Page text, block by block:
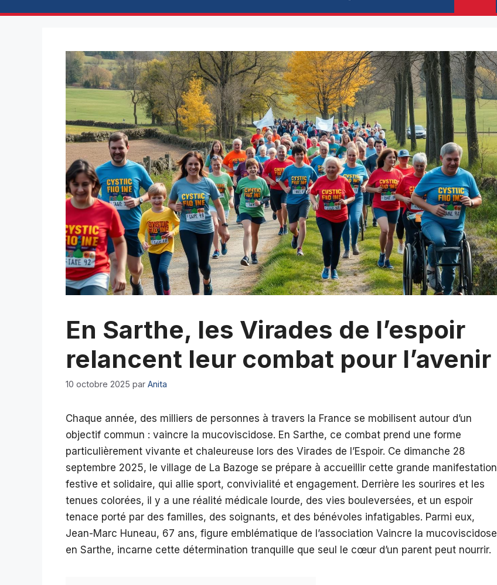
En Sarthe, les Virades de l’espoir
relancent leur combat pour l’avenir
10 octobre 2025 par Anita
Chaque année, des milliers de personnes à travers la France se mobilisent autour d’un
objectif commun : vaincre la mucoviscidose. En Sarthe, ce combat prend une forme
particulièrement vivante et chaleureuse lors des Virades de l’Espoir. Ce dimanche 28
septembre 2025, le village de La Bazoge se prépare à accueillir cette grande manifestation
festive et solidaire, qui allie sport, convivialité et engagement. Derrière les sourires et les
tenues colorées, il y a une réalité médicale lourde, des vies bouleversées, et un espoir
tenace porté par des familles, des soignants, et des bénévoles infatigables. Parmi eux,
Jean-Marc Huneau, 67 ans, figure emblématique de l’association Vaincre la mucoviscidose
en Sarthe, incarne cette détermination tranquille que seul le cœur d’un parent peut nourrir.